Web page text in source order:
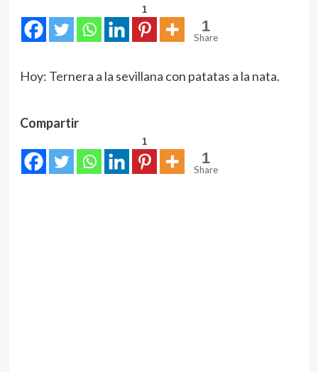
1
1
Share
Hoy: Ternera a la sevillana con patatas a la nata.
Compartir
1
1
Share